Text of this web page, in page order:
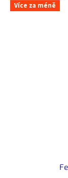
Více za méně